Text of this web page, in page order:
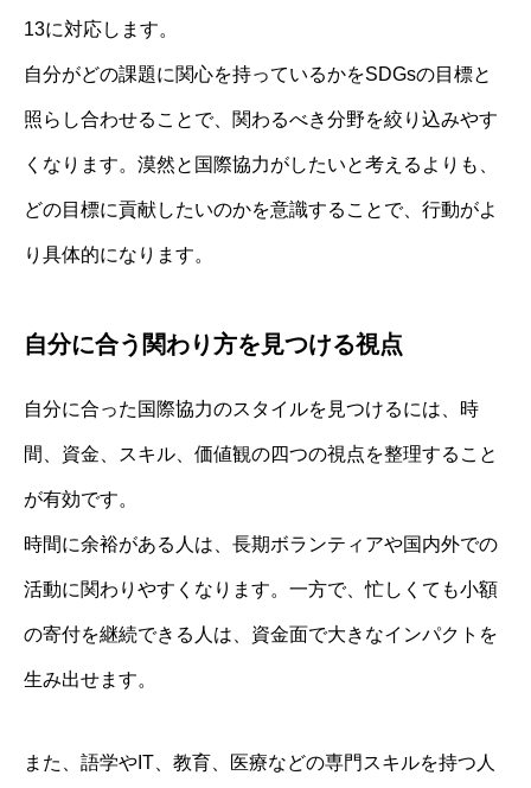
13に対応します。
自分がどの課題に関心を持っているかをSDGsの目標と
照らし合わせることで、関わるべき分野を絞り込みやす
くなります。漠然と国際協力がしたいと考えるよりも、
どの目標に貢献したいのかを意識することで、行動がよ
り具体的になります。
自分に合う関わり方を見つける視点
自分に合った国際協力のスタイルを見つけるには、時
間、資金、スキル、価値観の四つの視点を整理すること
が有効です。
時間に余裕がある人は、長期ボランティアや国内外での
活動に関わりやすくなります。一方で、忙しくても小額
の寄付を継続できる人は、資金面で大きなインパクトを
生み出せます。
また、語学やIT、教育、医療などの専門スキルを持つ人